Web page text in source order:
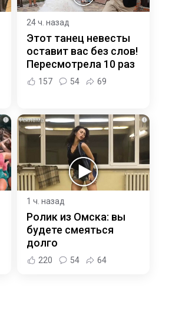
24 ч. назад
Этот танец невесты
оставит вас без слов!
Пересмотрела 10 раз
157 54 69
i i
1 ч. назад
Ролик из Омска: вы
будете смеяться
долго
220 54 64